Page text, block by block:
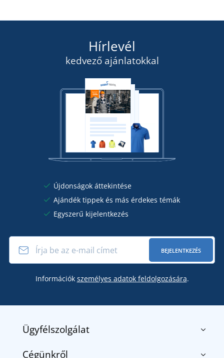
Hírlevél
kedvező ajánlatokkal
Újdonságok áttekintése
Ajándék tippek és más érdekes témák
Egyszerű kijelentkezés
BEJELENTKEZÉS
Információk személyes adatok feldolgozására.
Ügyfélszolgálat
Kapcsolat
Cégünkről